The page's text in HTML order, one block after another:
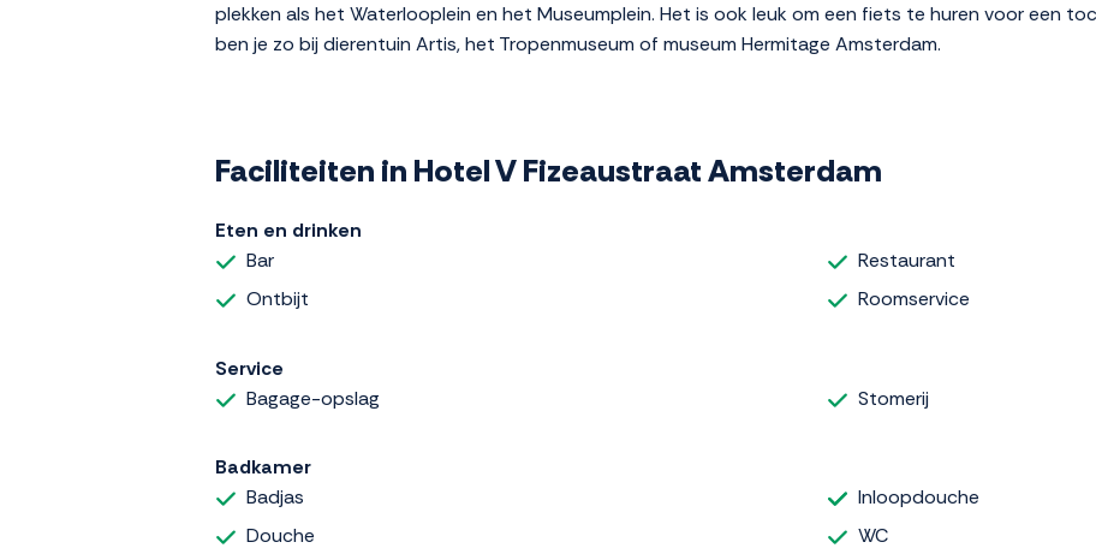
plekken als het Waterlooplein en het Museumplein. Het is ook leuk om een fiets te huren voor een
ben je zo bij dierentuin Artis, het Tropenmuseum of museum Hermitage Amsterdam.
Faciliteiten in Hotel V Fizeaustraat Amsterdam
Eten en drinken
Bar
Ontbijt
Restaurant
Roomservice
Service
Bagage-opslag
Stomerij
Badkamer
Badjas
Douche
Inloopdouche
WC